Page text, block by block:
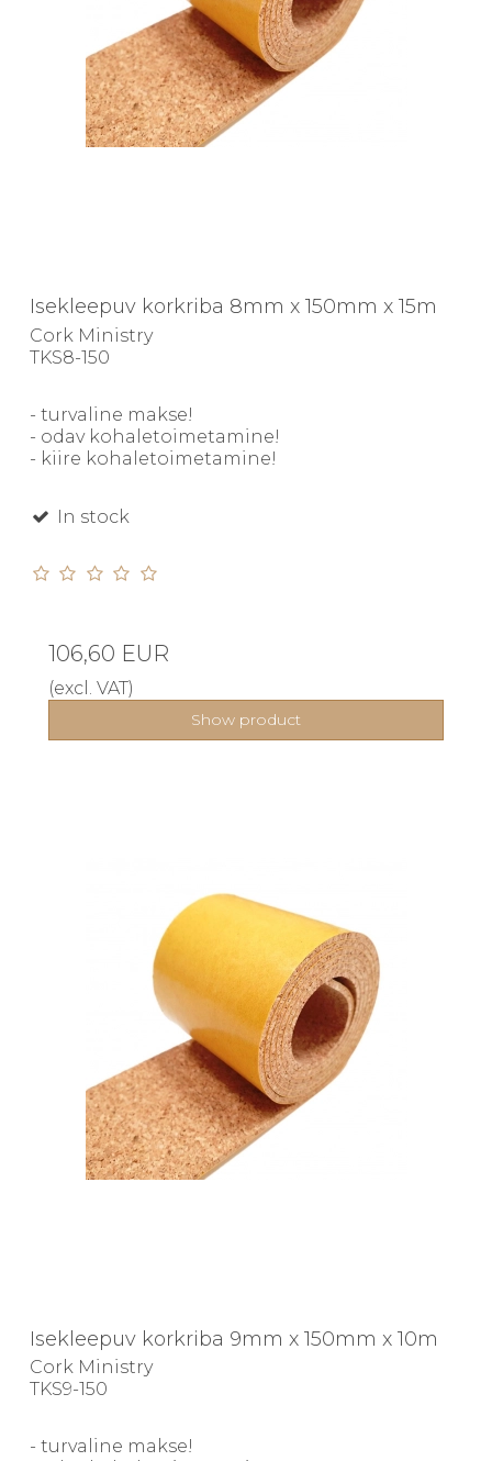
Isekleepuv korkriba 8mm x 150mm x 15m
Cork Ministry
TKS8-150
- turvaline makse!
- odav kohaletoimetamine!
- kiire kohaletoimetamine!
In stock
106,60 EUR
(excl. VAT)
Show product
Isekleepuv korkriba 9mm x 150mm x 10m
Cork Ministry
TKS9-150
- turvaline makse!